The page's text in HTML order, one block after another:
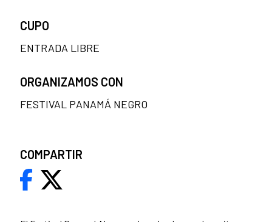
CUPO
ENTRADA LIBRE
ORGANIZAMOS CON
FESTIVAL PANAMÁ NEGRO
COMPARTIR